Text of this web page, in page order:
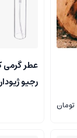
تومان
عطر گرمی
رجیو